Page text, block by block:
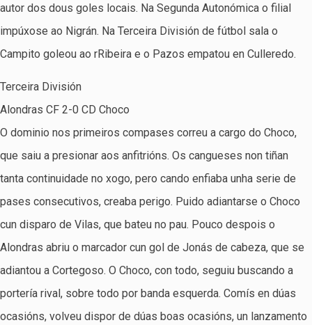
autor dos dous goles locais. Na Segunda Autonómica o filial
impúxose ao Nigrán. Na Terceira División de fútbol sala o
Campito goleou ao rRibeira e o Pazos empatou en Culleredo.
Terceira División
Alondras CF 2-0 CD Choco
O dominio nos primeiros compases correu a cargo do Choco,
que saiu a presionar aos anfitrións. Os cangueses non tiñan
tanta continuidade no xogo, pero cando enfiaba unha serie de
pases consecutivos, creaba perigo. Puido adiantarse o Choco
cun disparo de Vilas, que bateu no pau. Pouco despois o
Alondras abriu o marcador cun gol de Jonás de cabeza, que se
adiantou a Cortegoso. O Choco, con todo, seguiu buscando a
portería rival, sobre todo por banda esquerda. Comís en dúas
ocasións, volveu dispor de dúas boas ocasións, un lanzamento